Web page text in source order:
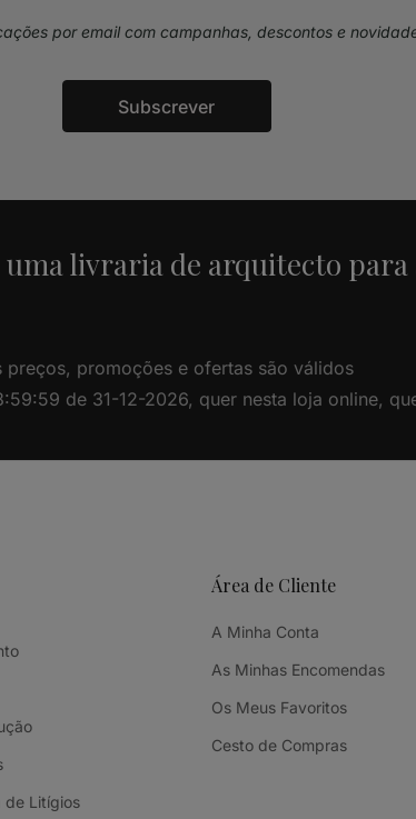
por email com campanhas, descontos e
Subscrever
livraria de arquitecto
preços, promoções e ofertas são válidos
de 31-12-2026, quer nesta loja online,
de Litígios
Área de Cliente
A Minha Conta
As Minhas Encomendas
Os Meus Favoritos
Cesto de Compras